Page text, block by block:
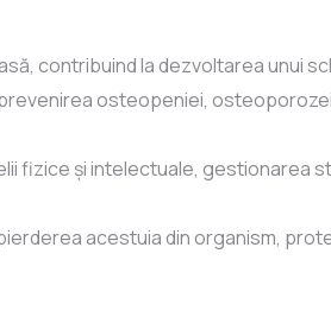
contribuind la dezvoltarea unui
osteopeniei,
fizice și intelectuale, gestionarea
acestuia din organism,